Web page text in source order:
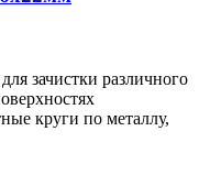
зачистки различного
круги по металлу,